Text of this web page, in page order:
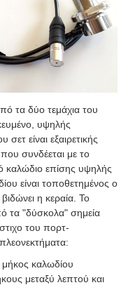
τα δύο τεμάχια του
υψηλής
είναι εξαιρετικής
συνδέεται με το
καλώδιο επίσης υψηλής
είναι τοποθετημένος ο
η κεραία. Το
τα "δύσκολα" σημεία
του πορτ-
καλωδίου
μεταξύ λεπτού και